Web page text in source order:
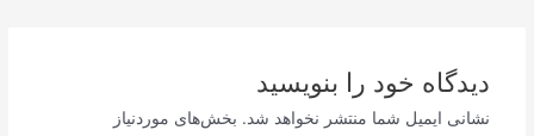
دیدگاه‌ خود را بنویسید
نشانی ایمیل شما منتشر نخواهد شد. بخش‌های موردنیاز